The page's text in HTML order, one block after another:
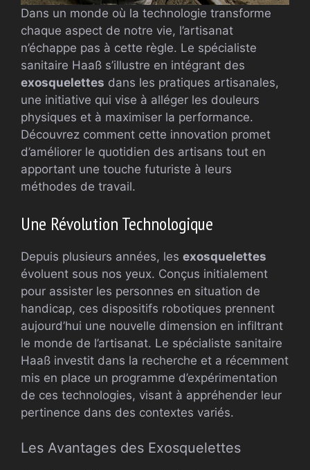
Dans un monde où la technologie transforme
chaque aspect de notre vie, l’artisanat
n’échappe pas à cette règle. Le spécialiste
sanitaire Haaß s’illustre en intégrant des
exosquelettes dans les pratiques artisanales,
une initiative qui vise à alléger les douleurs
physiques et à maximiser la performance.
Découvrez comment cette innovation promet
d’améliorer le quotidien des artisans tout en
apportant une touche futuriste à leurs
méthodes de travail.
Une Révolution Technologique
Depuis plusieurs années, les exosquelettes
évoluent sous nos yeux. Conçus initialement
pour assister les personnes en situation de
handicap, ces dispositifs robotiques prennent
aujourd’hui une nouvelle dimension en infiltrant
le monde de l’artisanat. Le spécialiste sanitaire
Haaß investit dans la recherche et a récemment
mis en place un programme d’expérimentation
de ces technologies, visant à appréhender leur
pertinence dans des contextes variés.
Les Avantages des Exosquelettes